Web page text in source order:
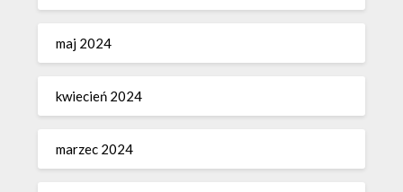
maj 2024
kwiecień 2024
marzec 2024